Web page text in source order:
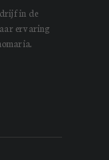
in de
ervaring